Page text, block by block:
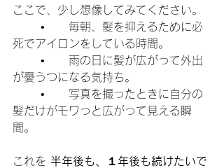
ここで、少し想像してみてください。
死でアイロンをしている時間。
が憂うつになる気持ち。
髪だけがモワっと広がって見える瞬
間。
これを 半年後も、１年後も続けたいで